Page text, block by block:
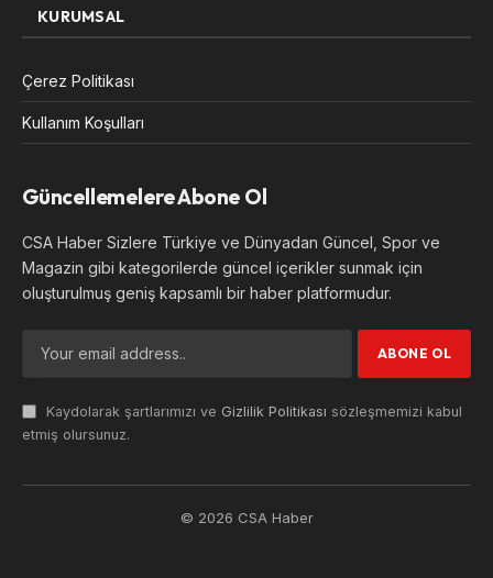
KURUMSAL
Çerez Politikası
Kullanım Koşulları
Güncellemelere Abone Ol
CSA Haber Sizlere Türkiye ve Dünyadan Güncel, Spor ve
Magazin gibi kategorilerde güncel içerikler sunmak için
oluşturulmuş geniş kapsamlı bir haber platformudur.
Kaydolarak şartlarımızı ve Gizlilik Politikası sözleşmemizi kabul
etmiş olursunuz.
© 2026 CSA Haber